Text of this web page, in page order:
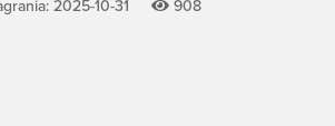
2025-10-31
908